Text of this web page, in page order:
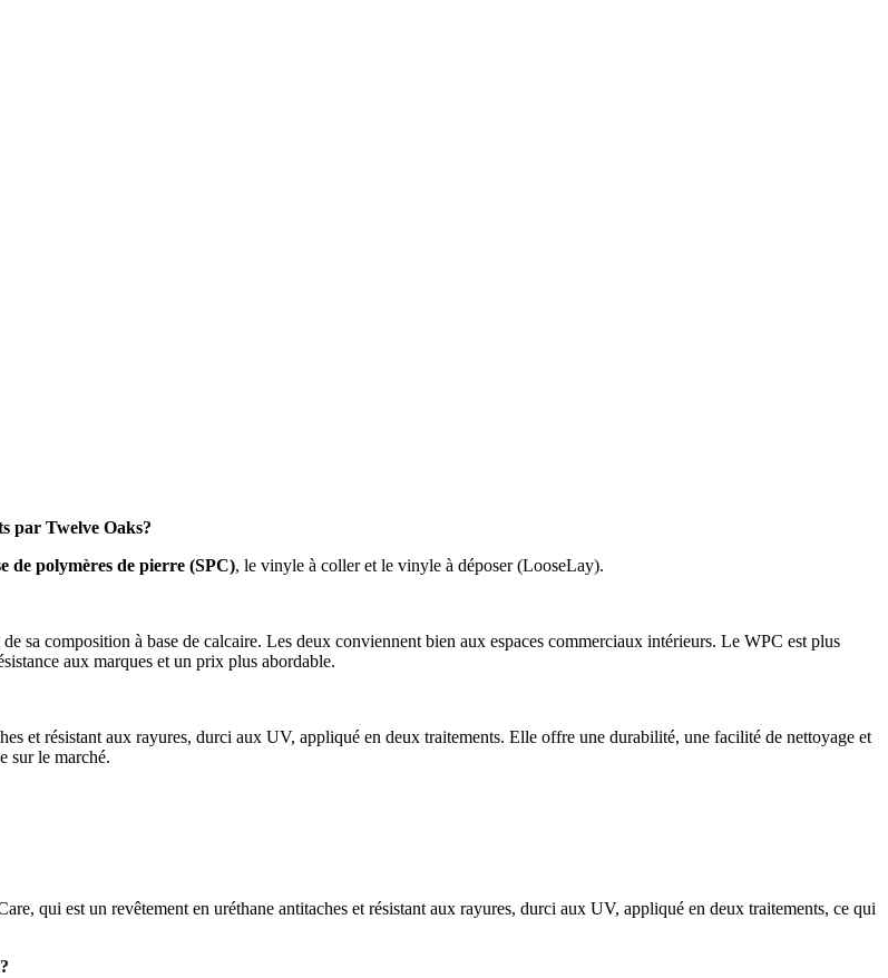
par Twelve Oaks?
de polymères de pierre (SPC), le vinyle à coller et le vinyle à déposer (LooseLay).
sa composition à base de calcaire. Les deux conviennent bien aux espaces commerciaux intérieurs. Le WPC est plus
aux marques et un prix plus abordable.
et résistant aux rayures, durci aux UV, appliqué en deux traitements. Elle offre une durabilité, une facilité de nettoyage et
sur le marché.
qui est un revêtement en uréthane antitaches et résistant aux rayures, durci aux UV, appliqué en deux traitements, ce qui